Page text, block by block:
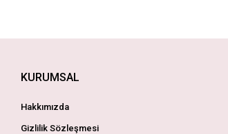
KURUMSAL
Hakkımızda
Gizlilik Sözleşmesi